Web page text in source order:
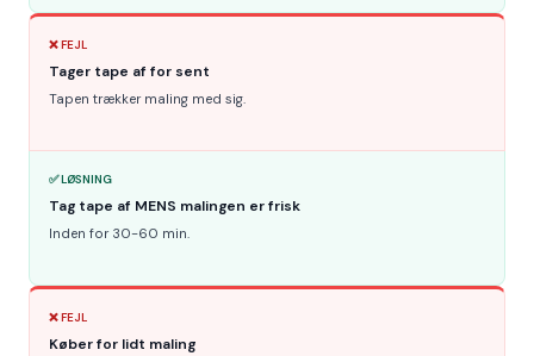
❌ FEJL
Tager tape af for sent
Tapen trækker maling med sig.
✅ LØSNING
Tag tape af MENS malingen er frisk
Inden for 30-60 min.
❌ FEJL
Køber for lidt maling